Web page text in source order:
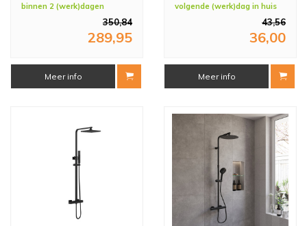
binnen 2 (werk)dagen
350,84
289,95
Meer info
volgende (werk)dag in huis
43,56
36,00
Meer info